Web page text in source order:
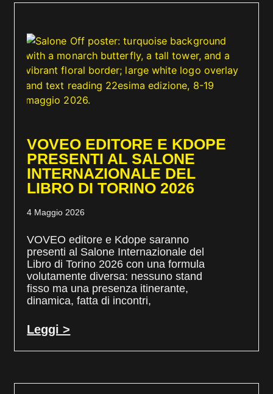
VOVEO EDITORE E KDOPE
PRESENTI AL SALONE
INTERNAZIONALE DEL
LIBRO DI TORINO 2026
4 Maggio 2026
VOVEO editore e Kdope saranno
presenti al Salone Internazionale del
Libro di Torino 2026 con una formula
volutamente diversa: nessuno stand
fisso ma una presenza itinerante,
dinamica, fatta di incontri,
Leggi >